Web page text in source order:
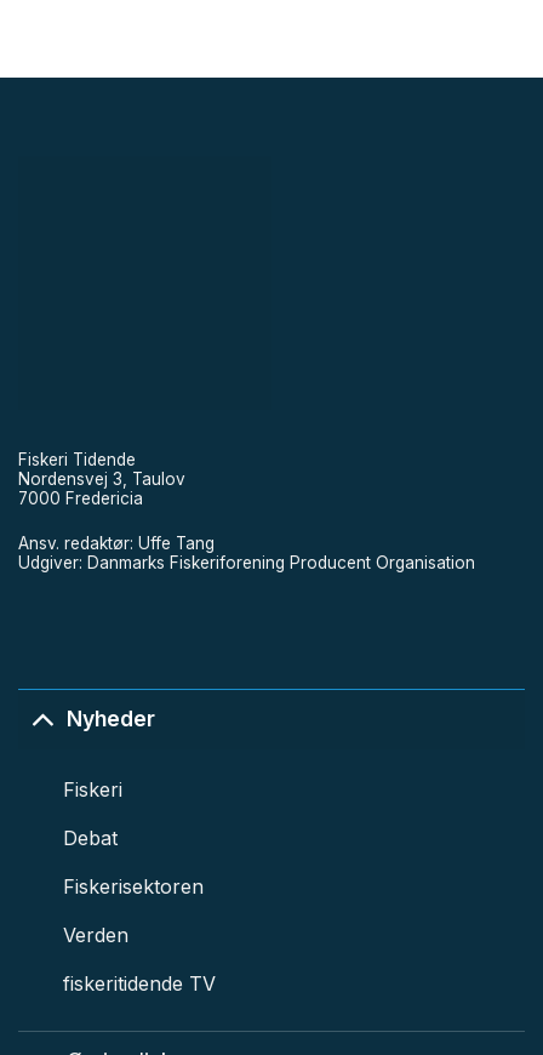
Fiskeri Tidende
Nordensvej 3, Taulov
7000 Fredericia
Ansv. redaktør: Uffe Tang
Udgiver: Danmarks Fiskeriforening Producent Organisation
Nyheder
Fiskeri
Debat
Fiskerisektoren
Verden
fiskeritidende TV